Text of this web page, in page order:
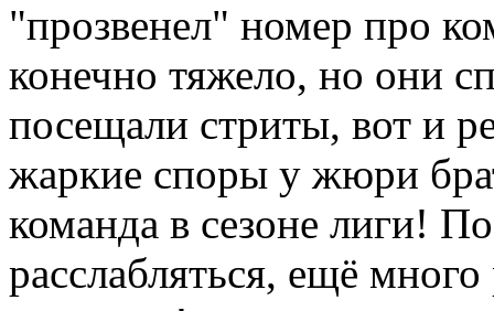
"прозвенел" номер про
конечно тяжело, но они
посещали стриты, вот и
жаркиe споры у жюри
команда в сезоне лиги!
расслабляться, ещё